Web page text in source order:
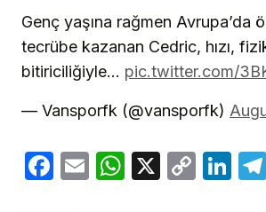
Genç yaşına rağmen Avrupa’da
tecrübe kazanan Cedric, hızı,
bitiriciliğiyle… pic.twitter.com/
— Vansporfk (@vansporfk)
Facebook
EmailWhatsApp
X
Copy